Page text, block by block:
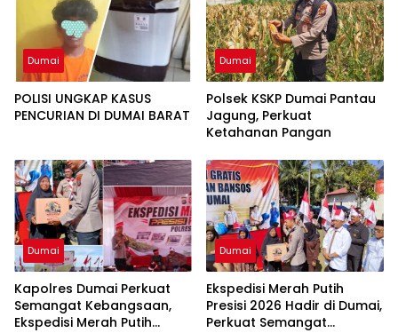
Dumai
POLISI UNGKAP KASUS
PENCURIAN DI DUMAI BARAT
Dumai
Polsek KSKP Dumai Pantau
Jagung, Perkuat
Ketahanan Pangan
Dumai
Kapolres Dumai Perkuat
Semangat Kebangsaan,
Ekspedisi Merah Putih
Dumai
Ekspedisi Merah Putih
Presisi 2026 Hadir di Dumai,
Perkuat Semangat